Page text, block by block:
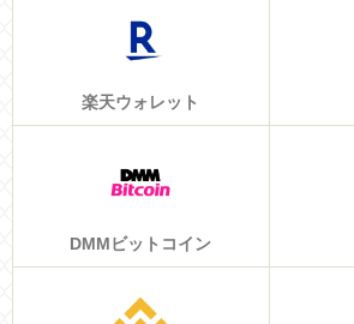
楽天ウォレット
DMMビットコイン